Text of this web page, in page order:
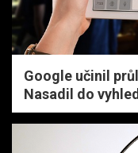
Google učinil
Nasadil do